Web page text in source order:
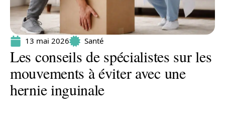
13 mai 2026 Santé
Les conseils de spécialistes sur les
mouvements à éviter avec une
hernie inguinale